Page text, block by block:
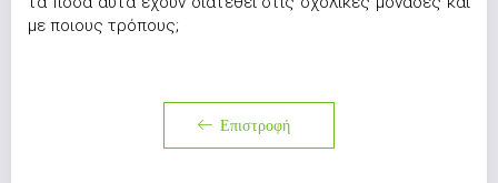
με ποιους τρόπους;
Επιστροφή